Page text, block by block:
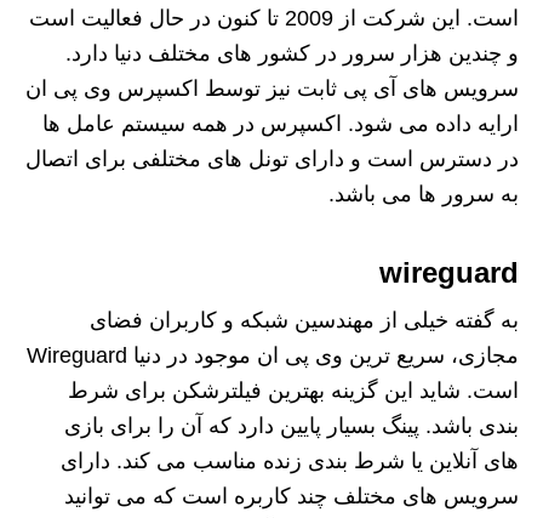
است. این شرکت از 2009 تا کنون در حال فعالیت است
و چندین هزار سرور در کشور های مختلف دنیا دارد.
سرویس های آی پی ثابت نیز توسط اکسپرس وی پی ان
ارایه داده می شود. اکسپرس در همه سیستم عامل ها
در دسترس است و دارای تونل های مختلفی برای اتصال
به سرور ها می باشد.
wireguard
به گفته خیلی از مهندسین شبکه و کاربران فضای
مجازی، سریع ترین وی پی ان موجود در دنیا Wireguard
است. شاید این گزینه بهترین فیلترشکن برای شرط
بندی باشد. پینگ بسیار پایین دارد که آن را برای بازی
های آنلاین یا شرط بندی زنده مناسب می کند. دارای
سرویس های مختلف چند کاربره است که می توانید